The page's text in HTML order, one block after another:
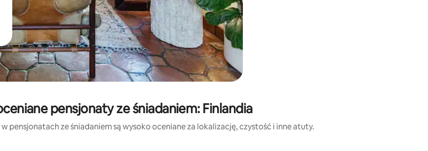
pensjonaty ze śniadaniem: Finlandia
pensjonatach ze śniadaniem są wysoko oceniane za lokalizację, czystość i inne atuty.